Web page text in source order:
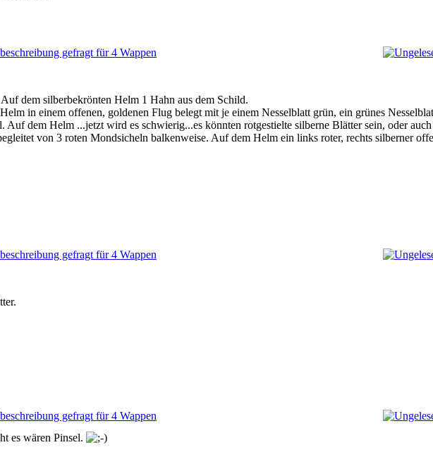
gefragt für 4 Wappen
dem silberbekrönten Helm 1 Hahn aus dem Schild.
in einem offenen, goldenen Flug belegt mit je einem Nesselblatt grün, ein grünes
Auf dem Helm ...jetzt wird es schwierig...es könnten rotgestielte silberne Blätter sein, oder
von 3 roten Mondsicheln balkenweise. Auf dem Helm ein links roter, rechts silberner
gefragt für 4 Wappen
gefragt für 4 Wappen
es wären Pinsel.